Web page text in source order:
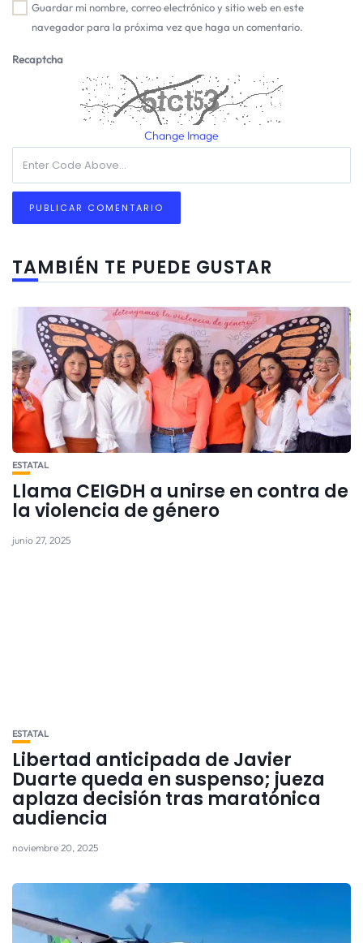
Guardar mi nombre, correo electrónico y sitio web en este
navegador para la próxima vez que haga un comentario.
Recaptcha
Change Image
TAMBIÉN TE PUEDE GUSTAR
ESTATAL
Llama CEIGDH a unirse en contra de
la violencia de género
junio 27, 2025
ESTATAL
Libertad anticipada de Javier
Duarte queda en suspenso; jueza
aplaza decisión tras maratónica
audiencia
noviembre 20, 2025